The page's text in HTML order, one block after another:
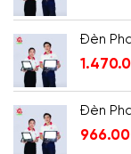
Đèn
Đèn